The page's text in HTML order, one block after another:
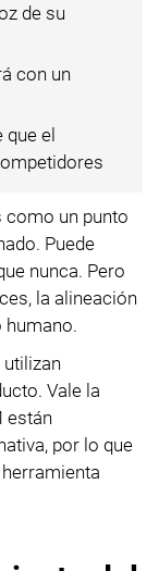
de su
con un
que el
como un punto
Puede
nunca. Pero
la alineación
utilizan
Vale la
están
por lo que